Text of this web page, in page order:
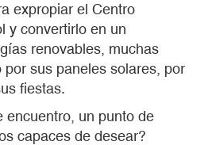
expropiar el Centro
y convertirlo en un
renovables, muchas
sus paneles solares, por
fiestas.
encuentro, un punto de
capaces de desear?